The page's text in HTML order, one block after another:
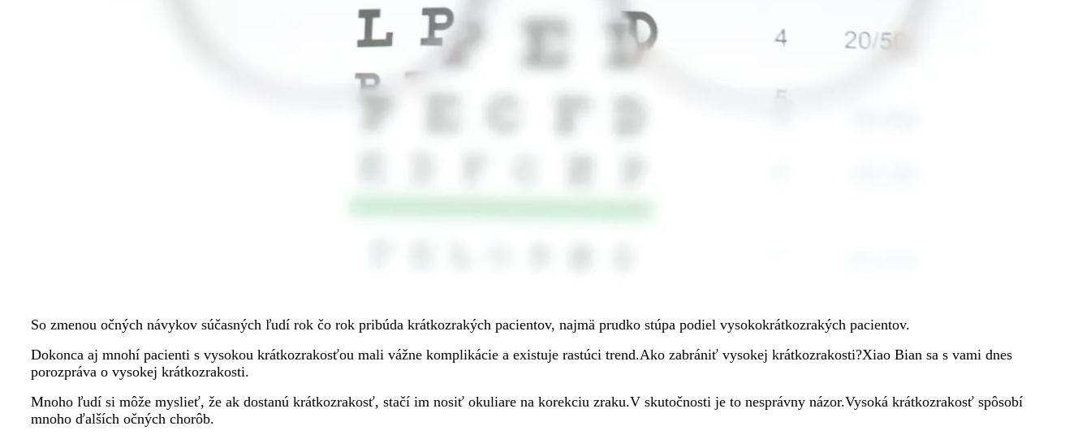
So zmenou očných návykov súčasných ľudí rok čo rok pribúda krátkozrakých pacientov, najmä prudko stúpa podiel vysokokrátkozrakých pacientov.
Dokonca aj mnohí pacienti s vysokou krátkozrakosťou mali vážne komplikácie a existuje rastúci trend.Ako zabrániť vysokej krátkozrakosti?Xiao Bian sa s vami dnes
porozpráva o vysokej krátkozrakosti.
Mnoho ľudí si môže myslieť, že ak dostanú krátkozrakosť, stačí im nosiť okuliare na korekciu zraku.V skutočnosti je to nesprávny názor.Vysoká krátkozrakosť spôsobí
mnoho ďalších očných chorôb.